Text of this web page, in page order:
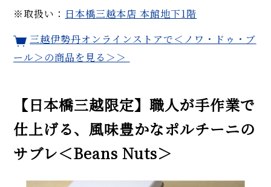
※取扱い： 日本橋三越本店 本館地下1階
三越伊勢丹オンラインストアで＜ノワ・ドゥ・ブ
ール＞の商品を見る＞＞
【日本橋三越限定】職人が手作業で
仕上げる、風味豊かなポルチーニの
サブレ＜Beans Nuts＞